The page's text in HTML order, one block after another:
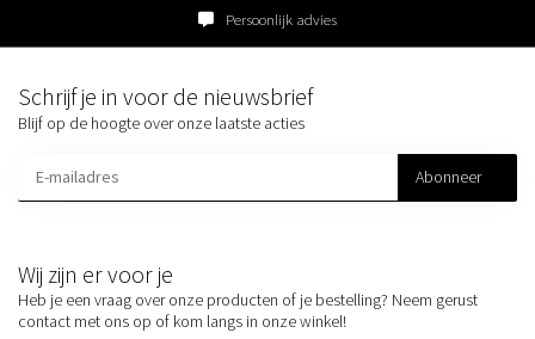
Persoonlijk advies
Wij zijn er voor je
Heb je een vraag over onze producten of je bestelling? Neem gerust
contact met ons op of kom langs in onze winkel!
Schrijf je in voor de nieuwsbrief
Blijf op de hoogte over onze laatste acties
Abonneer